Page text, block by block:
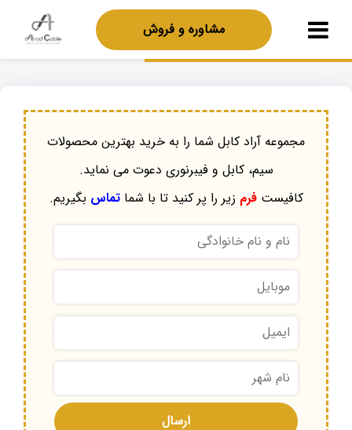
مشاوره و فروش
مجموعه آراد کابل شما را به خرید بهترین محصولات
سیم، کابل و فیبرنوری دعوت می نماید.
کافیستفرم زیر را پر کنید تا با شماتماس بگیریم.